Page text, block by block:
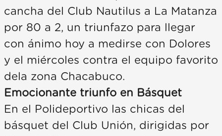
cancha del Club Nautilus a La Matanza
por 80 a 2, un triunfazo para llegar
con ánimo hoy a medirse con Dolores
y el miércoles contra el equipo favorito
dela zona Chacabuco.
Emocionante triunfo en Básquet
En el Polideportivo las chicas del
básquet del Club Unión, dirigidas por